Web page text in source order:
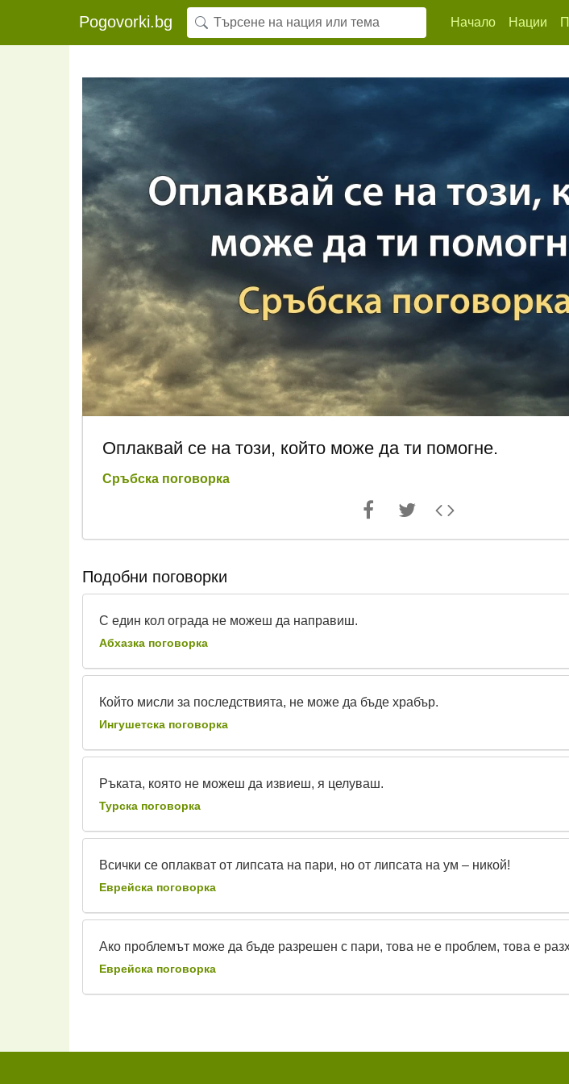
Pogovorki.bg Начало Нации
Оплаквай се на този, който може да ти помогне.
Сръбска поговорка
Подобни поговорки
С един кол ограда не можеш да направиш.
Абхазка поговорка
Който мисли за последствията, не може да бъде храбър.
Ингушетска поговорка
Ръката, която не можеш да извиеш, я целуваш.
Турска поговорка
Всички се оплакват от липсата на пари, но от липсата на ум – никой!
Еврейска поговорка
Ако проблемът може да бъде разрешен с пари, това не е проблем, това е
Еврейска поговорка